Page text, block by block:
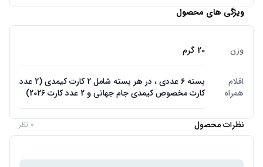
ویژگی های محصول
وزن 20 گرم
اقلام
همراه
بسته 6 عددی ، در هر بسته شامل 2 کارت کیمدی (2 عدد
کارت مخصوص کیمدی جام جهانی و 2 عدد کارت 2026)
نظرات محصول 0 نظر